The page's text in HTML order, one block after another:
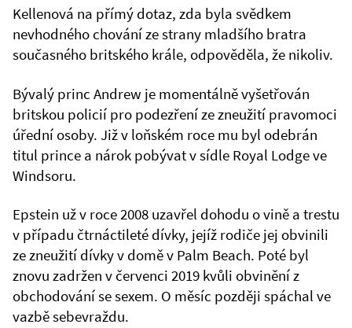
Kellenová na přímý dotaz, zda byla svědkem
nevhodného chování ze strany mladšího bratra
současného britského krále, odpověděla, že nikoliv.
Bývalý princ Andrew je momentálně vyšetřován
britskou policií pro podezření ze zneužití pravomoci
úřední osoby. Již v loňském roce mu byl odebrán
titul prince a nárok pobývat v sídle Royal Lodge ve
Windsoru.
Epstein už v roce 2008 uzavřel dohodu o vině a trestu
v případu čtrnáctileté dívky, jejíž rodiče jej obvinili
ze zneužití dívky v domě v Palm Beach. Poté byl
znovu zadržen v červenci 2019 kvůli obvinění z
obchodování se sexem. O měsíc později spáchal ve
vazbě sebevraždu.